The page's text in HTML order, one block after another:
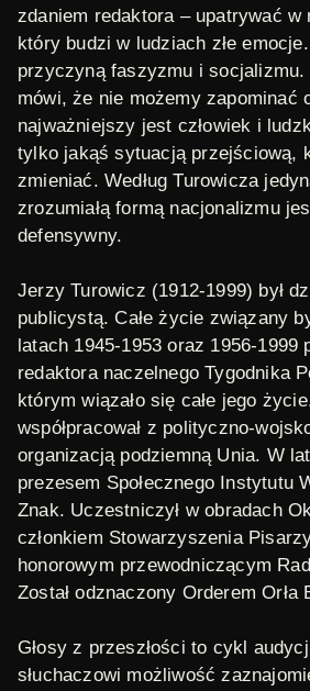
zdaniem redaktora – upatrywać w
który budzi w ludziach złe emocje.
przyczyną faszyzmu i socjalizmu.
mówi, że nie możemy zapominać
najważniejszy jest człowiek i
tylko jakąś sytuacją przejściową,
zmieniać. Według Turowicza
zrozumiałą formą nacjonalizmu
defensywny.
Jerzy Turowicz (1912-1999) był
publicystą. Całe życie związany
latach 1945-1953 oraz 1956-1999
redaktora naczelnegoTygodnika
którym wiązało się całe jego
współpracował z polityczno-
organizacją podziemną Unia. W
prezesem Społecznego Instytutu
Znak. Uczestniczył w obradach
członkiem Stowarzyszenia
honorowym przewodniczącym
Został odznaczony Orderem Orła
Głosy z przeszłości to cykl
słuchaczowi możliwość